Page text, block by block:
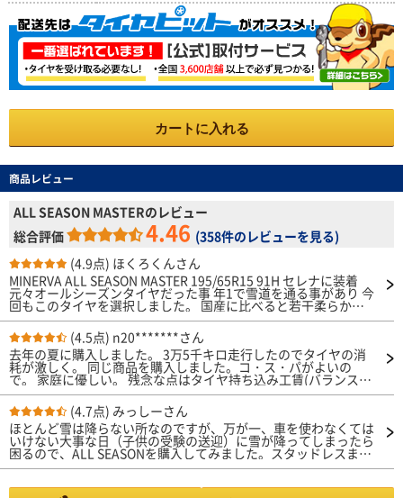
カートに入れる
商品レビュー
ALL SEASON MASTERのレビュー
総合評価
4.46 (358件のレビューを見る)
(4.9点) ほくろくんさん
MINERVA ALL SEASON MASTER 195/65R15 91H セレナに装着
元々オールシーズンタイヤだった事 年1で雪道を通る事があり 今
回もこのタイヤを選択しました。 国産に比べると若干柔らかい
印象あり コーナーでぐにゃり感があります。 その他は国産と同
一の印象 ノイズも静か 後は減り具合いがどうかです 空気圧は25
0ですが 試しに 260ｰ270で乗っています。硬めになり様子をみて
います。
(4.5点) n20*******さん
去年の夏に購入しました。 3万5千キロ走行したのでタイヤの消
耗が激しく。 同じ商品を購入しました。コ・ス・パがよいの
で。 家庭に優しい。 残念な点はタイヤ持ち込み工賃(バランス等)
が去年は13,000円だったのに。 この1年で持ち込み工賃22,000円
でした。 残念です。 タイヤを安く購入できたのに。 購入したタ
イヤは素晴らしいです。乗り心地がよいです。 値上がりしませ
んように。これからも、よろしくです。
(4.7点) みっしーさん
ほとんど雪は降らない所なのですが、万が一、車を使わなくては
いけない大事な日（子供の受験の送迎）に雪が降ってしまったら
困るので、ALL SEASONを購入してみました。スタッドレスまで
の能力はなくても、少し積もった街乗りでは使用可能のようで
うですが、安心料と思っています。 履き替えて直ぐは、普通の